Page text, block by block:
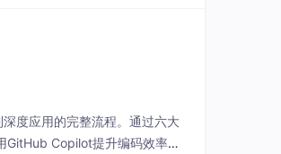
度应用的完整流程。通过六大
GitHub Copilot提升编码效率与